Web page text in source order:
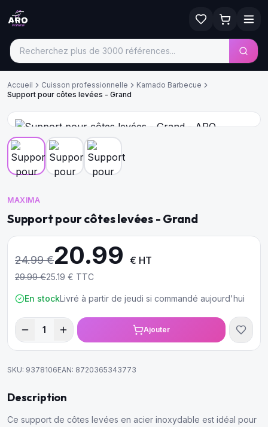
Accueil Cuisson professionnelle
Kamado Barbecue
Support pour côtes levées - Grand
MAXIMA
Support pour côtes levées - Grand
24.99€20.99 € HT
29.99€25.19 € TTC
En stockLivré à partir de jeudi si commandé aujourd'hui
1 Ajouter
SKU: 9378106EAN: 8720365343773
Description
Ce support de côtes levées en acier inoxydable est idéal pour